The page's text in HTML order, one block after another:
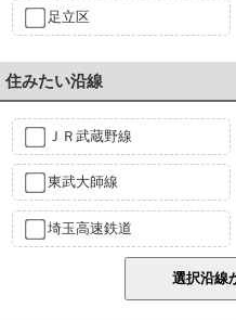
足立区
住みたい沿線
ＪＲ武蔵野線
東武大師線
埼玉高速鉄道